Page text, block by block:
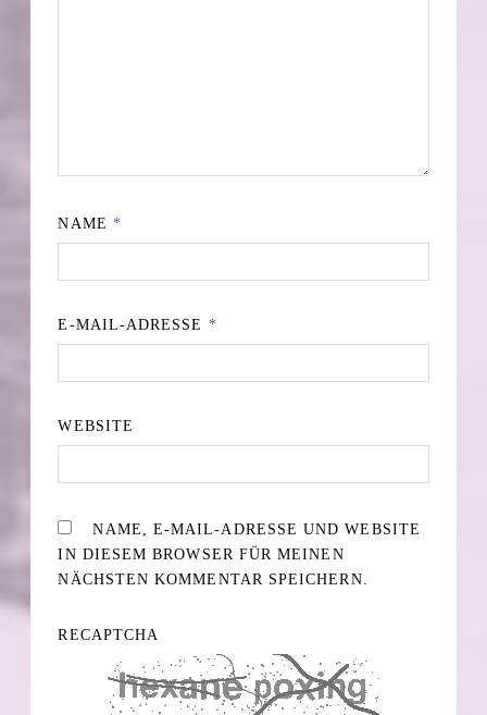
NAME *
E-MAIL-ADRESSE *
WEBSITE
NAME, E-MAIL-ADRESSE UND WEBSITE
IN DIESEM BROWSER FÜR MEINEN
NÄCHSTEN KOMMENTAR SPEICHERN.
RECAPTCHA